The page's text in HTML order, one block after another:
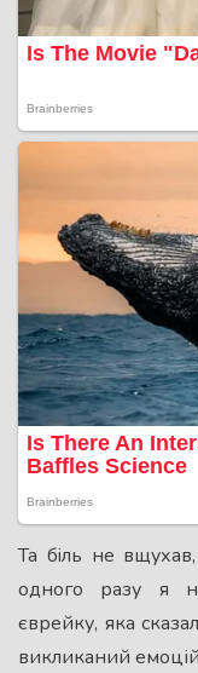
Та бiль не
одного разу я
єврейку, яка
викликаний